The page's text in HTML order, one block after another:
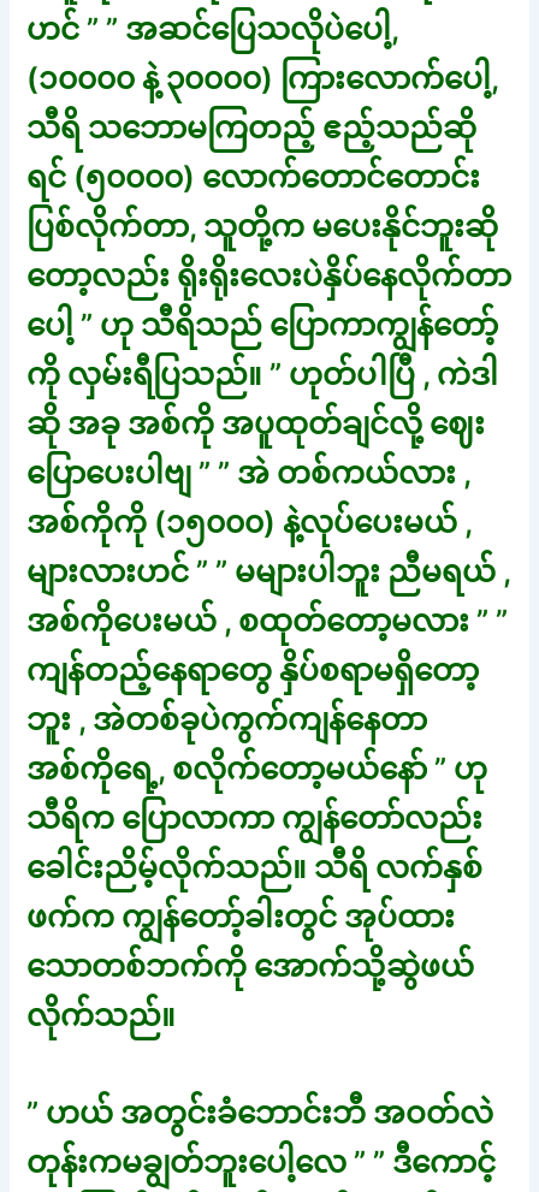
ဟင် ” ” အဆင်ပြေသလိုပဲပေါ့,
(၁၀၀၀၀ နဲ့ ၃၀၀၀၀) ကြားလောက်ပေါ့,
သီရိ သဘောမကြတည့် ဧည့်သည်ဆို
ရင် (၅၀၀၀၀) လောက်တောင်တောင်း
ပြစ်လိုက်တာ, သူတို့က မပေးနိုင်ဘူးဆို
တော့လည်း ရိုးရိုးလေးပဲနှိပ်နေလိုက်တာ
ပေါ့ ” ဟု သီရိသည် ပြောကာကျွန်တော့်
ကို လှမ်းရီပြသည်။ ” ဟုတ်ပါပြီ , ကဲဒါ
ဆို အခု အစ်ကို အပူထုတ်ချင်လို့ ဈေး
ပြောပေးပါဗျ ” ” အဲ တစ်ကယ်လား ,
အစ်ကိုကို (၁၅၀၀၀) နဲ့လုပ်ပေးမယ် ,
များလားဟင် ” ” မများပါဘူး ညီမရယ် ,
အစ်ကိုပေးမယ် , စထုတ်တော့မလား ” ”
ကျန်တည့်နေရာတွေ နှိပ်စရာမရှိတော့
ဘူး , အဲတစ်ခုပဲကွက်ကျန်နေတာ
အစ်ကိုရေ့, စလိုက်တော့မယ်နော် ” ဟု
သီရိက ပြောလာကာ ကျွန်တော်လည်း
ခေါင်းညိမ့်လိုက်သည်။ သီရိ လက်နှစ်
ဖက်က ကျွန်တော့်ခါးတွင် အုပ်ထား
သောတစ်ဘက်ကို အောက်သို့ဆွဲဖယ်
လိုက်သည်။
” ဟယ် အတွင်းခံဘောင်းဘီ အဝတ်လဲ
တုန်းကမချွတ်ဘူးပေါ့လေ ” ” ဒီကောင့်